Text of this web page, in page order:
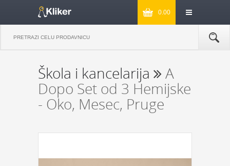
0.00
Škola i kancelarija
A
Dopo Set od 3 Hemijske
- Oko, Mesec, Pruge